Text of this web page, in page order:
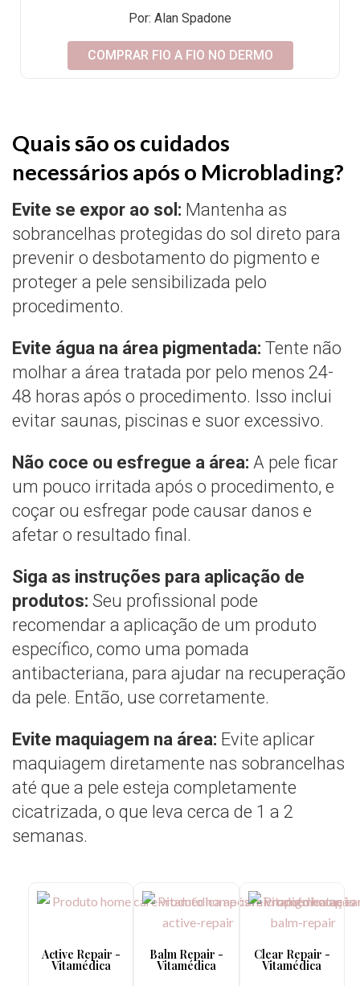
Por: Alan Spadone
COMPRAR FIO A FIO NO DERMO
Quais são os cuidados
necessários após o Microblading?
Evite se expor ao sol: Mantenha as
sobrancelhas protegidas do sol direto para
prevenir o desbotamento do pigmento e
proteger a pele sensibilizada pelo
procedimento.
Evite água na área pigmentada: Tente não
molhar a área tratada por pelo menos 24-
48 horas após o procedimento. Isso inclui
evitar saunas, piscinas e suor excessivo.
Não coce ou esfregue a área: A pele ficar
um pouco irritada após o procedimento, e
coçar ou esfregar pode causar danos e
afetar o resultado final.
Siga as instruções para aplicação de
produtos: Seu profissional pode
recomendar a aplicação de um produto
específico, como uma pomada
antibacteriana, para ajudar na recuperação
da pele. Então, use corretamente.
Evite maquiagem na área: Evite aplicar
maquiagem diretamente nas sobrancelhas
até que a pele esteja completamente
cicatrizada, o que leva cerca de 1 a 2
semanas.
Active Repair -
Vitamédica
Balm Repair -
Vitamédica
Clear Repair -
Vitamédica